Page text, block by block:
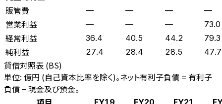
販管費 — — — —
営業利益 — — — 73.0
経常利益 36.4 40.5 44.2 79.3
純利益 27.4 28.4 28.5 47.7
貸借対照表 (BS)
単位: 億円 (自己資本比率を除く)。ネット有利子負債 = 有利子
負債 − 現金及び預金。
FY19 FY20 FY21